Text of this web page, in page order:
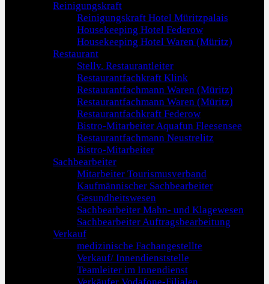
Reinigungskraft
Reinigungskraft Hotel Müritzpalais
Housekeeping Hotel Federow
Housekeeping Hotel Waren (Müritz)
Restaurant
Stellv. Restaurantleiter
Restaurantfachkraft Klink
Restaurantfachmann Waren (Müritz)
Restaurantfachmann Waren (Müritz)
Restaurantfachkraft Federow
Bistro-Mitarbeiter Aquafun Fleesensee
Restaurantfachmann Neustrelitz
Bistro-Mitarbeiter
Sachbearbeiter
Mitarbeiter Tourismusverband
Kaufmännischer Sachbearbeiter
Gesundheitswesen
Sachbearbeiter Mahn- und Klagewesen
Sachbearbeiter Auftragsbearbeitung
Verkauf
medizinische Fachangestellte
Verkauf/ Innendienststelle
Teamleiter im Innendienst